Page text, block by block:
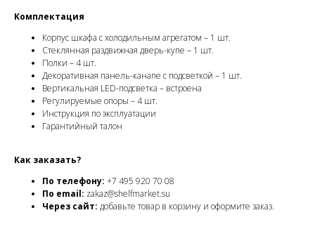
Комплектация
Корпус шкафа с холодильным агрегатом – 1 шт.
Стеклянная раздвижная дверь-купе – 1 шт.
Полки – 4 шт.
Декоративная панель-канапе с подсветкой – 1 шт.
Вертикальная LED-подсветка – встроена
Регулируемые опоры – 4 шт.
Инструкция по эксплуатации
Гарантийный талон
Как заказать?
По телефону: +7 495 920 70 08
По email: zakaz@shelfmarket.su
Через сайт: добавьте товар в корзину и оформите заказ.